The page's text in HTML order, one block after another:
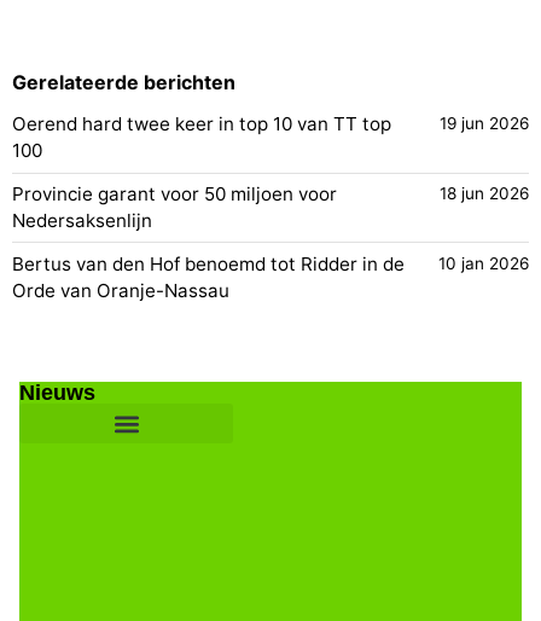
Gerelateerde berichten
Oerend hard twee keer in top 10 van TT top
100
19 jun 2026
Provincie garant voor 50 miljoen voor
Nedersaksenlijn
18 jun 2026
Bertus van den Hof benoemd tot Ridder in de
Orde van Oranje-Nassau
10 jan 2026
Nieuws